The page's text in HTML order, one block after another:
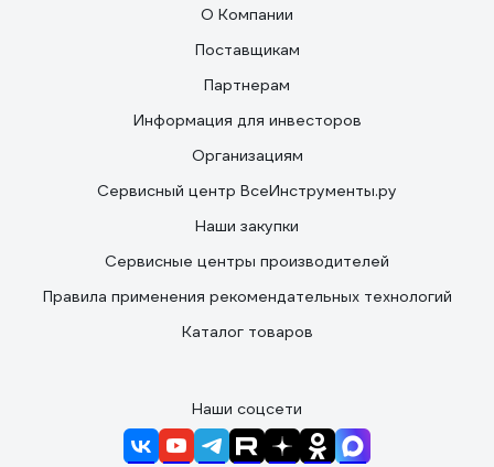
О Компании
Поставщикам
Партнерам
Информация для инвесторов
Организациям
Сервисный центр ВсеИнструменты.ру
Наши закупки
Сервисные центры производителей
Правила применения рекомендательных технологий
Каталог товаров
Наши соцсети